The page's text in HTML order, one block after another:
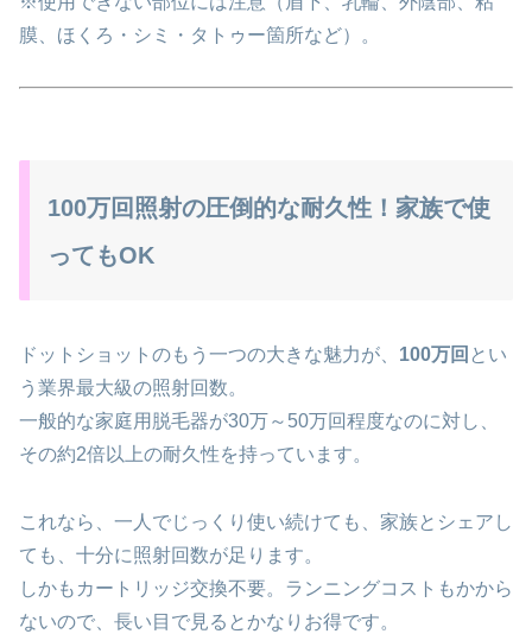
膜、ほくろ・シミ・タトゥー箇所など）。
100万回照射の圧倒的な耐久性！家族で使
ってもOK
ドットショットのもう一つの大きな魅力が、 100万回 とい
う業界最大級の照射回数。
一般的な家庭用脱毛器が30万～50万回程度なのに対し、
その約2倍以上の耐久性を持っています。
これなら、一人でじっくり使い続けても、家族とシェアし
ても、十分に照射回数が足ります。
しかもカートリッジ交換不要。ランニングコストもかから
ないので、長い目で見るとかなりお得です。